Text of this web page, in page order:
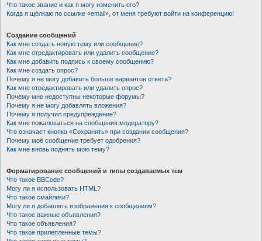
Что такое звание и как я могу изменить его?
Когда я щёлкаю по ссылке «email», от меня требуют войти на конференцию!
Создание сообщений
Как мне создать новую тему или сообщение?
Как мне отредактировать или удалить сообщение?
Как мне добавить подпись к своему сообщению?
Как мне создать опрос?
Почему я не могу добавить больше вариантов ответа?
Как мне отредактировать или удалить опрос?
Почему мне недоступны некоторые форумы?
Почему я не могу добавлять вложения?
Почему я получил предупреждение?
Как мне пожаловаться на сообщения модератору?
Что означает кнопка «Сохранить» при создании сообщения?
Почему моё сообщение требует одобрения?
Как мне вновь поднять мою тему?
Форматирование сообщений и типы создаваемых тем
Что такое BBCode?
Могу ли я использовать HTML?
Что такое смайлики?
Могу ли я добавлять изображения к сообщениям?
Что такое важные объявления?
Что такое объявления?
Что такое прилепленные темы?